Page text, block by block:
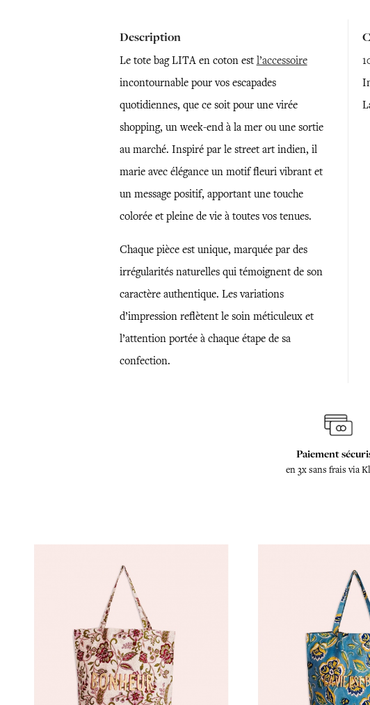
Description
Le tote bag LITA en coton est l’accessoire
incontournable pour vos escapades
quotidiennes, que ce soit pour une virée
shopping, un week-end à la mer ou une sortie
au marché. Inspiré par le street art indien, il
marie avec élégance un motif fleuri vibrant et
un message positif, apportant une touche
colorée et pleine de vie à toutes vos tenues.
Chaque pièce est unique, marquée par des
irrégularités naturelles qui témoignent de son
caractère authentique. Les variations
d’impression reflètent le soin méticuleux et
l’attention portée à chaque étape de sa
confection.
Paiement
en 3x sans frais via